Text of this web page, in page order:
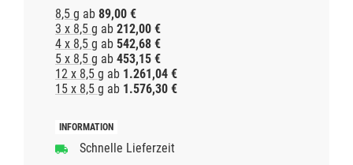
8,5 g ab 89,00 €
3 x 8,5 g ab 212,00 €
4 x 8,5 g ab 542,68 €
5 x 8,5 g ab 453,15 €
12 x 8,5 g ab 1.261,04 €
15 x 8,5 g ab 1.576,30 €
Schnelle Lieferzeit